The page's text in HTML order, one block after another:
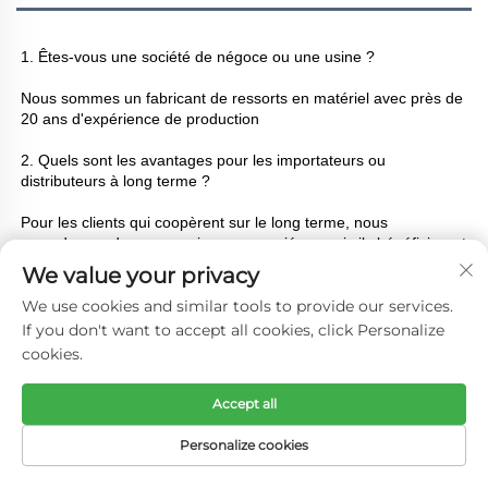
1. Êtes-vous une société de négoce ou une usine ?
Nous sommes un fabricant de ressorts en matériel avec près de
20 ans d'expérience de production
2. Quels sont les avantages pour les importateurs ou
distributeurs à long terme ?
Pour les clients qui coopèrent sur le long terme, nous
accorderons des concessions appropriées, mais ils bénéficieront
également d'un grand nombre d'avantages.
3. Puis-je prendre un échantillon ? Est-ce gratuit ?
Si nous avons l'échantillon dont vous avez besoin en stock, nous
l'échantillon dont vous avez besoin, il faudra payer un certain
montant pour les échantillons.
4. Comment puis-je connaître votre qualité ?
We value your privacy
We use cookies and similar tools to provide our services.
If you don't want to accept all cookies, click Personalize
cookies.
Personalize cookies
Accept all